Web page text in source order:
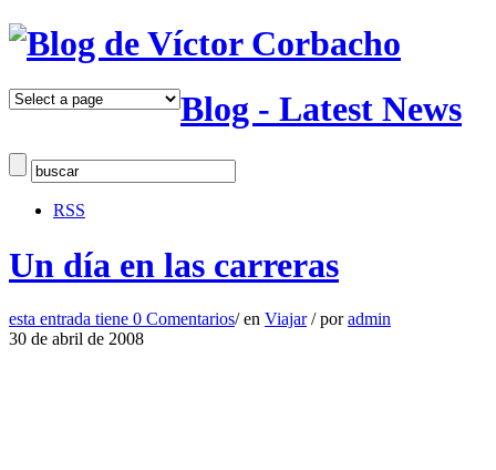
Blog - Latest News
RSS
Un día en las carreras
esta entrada tiene 0 Comentarios/ en Viajar / poradmin
30 de abril de 2008